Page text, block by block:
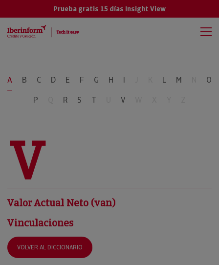
Prueba gratis 15 días Insight View
A B C D E F G H I L M
O
P
R S T V
V
Valor Actual Neto (van)
Vinculaciones
VOLVER AL DICCIONARIO